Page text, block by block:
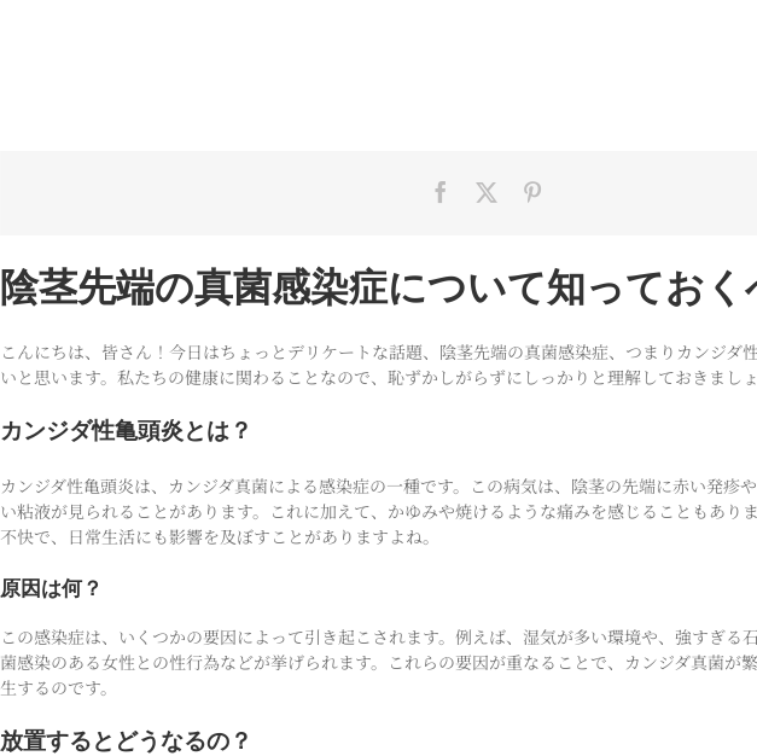
陰茎先端の真菌感染症について知ってお
こんにちは、皆さん！今日はちょっとデリケートな話題、陰茎先端の真菌感染症、つまりカンジダ
いと思います。私たちの健康に関わることなので、恥ずかしがらずにしっかりと理解しておきまし
カンジダ性亀頭炎とは？
カンジダ性亀頭炎は、カンジダ真菌による感染症の一種です。この病気は、陰茎の先端に赤い発疹
い粘液が見られることがあります。これに加えて、かゆみや焼けるような痛みを感じることもあり
不快で、日常生活にも影響を及ぼすことがありますよね。
原因は何？
この感染症は、いくつかの要因によって引き起こされます。例えば、湿気が多い環境や、強すぎる
菌感染のある女性との性行為などが挙げられます。これらの要因が重なることで、カンジダ真菌が
生するのです。
放置するとどうなるの？